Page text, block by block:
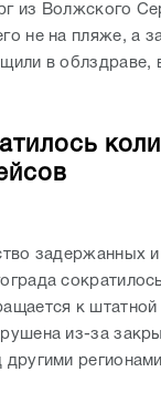
из Волжского
не на пляже, а
в облздраве,
задержанных
к
из-за
другими